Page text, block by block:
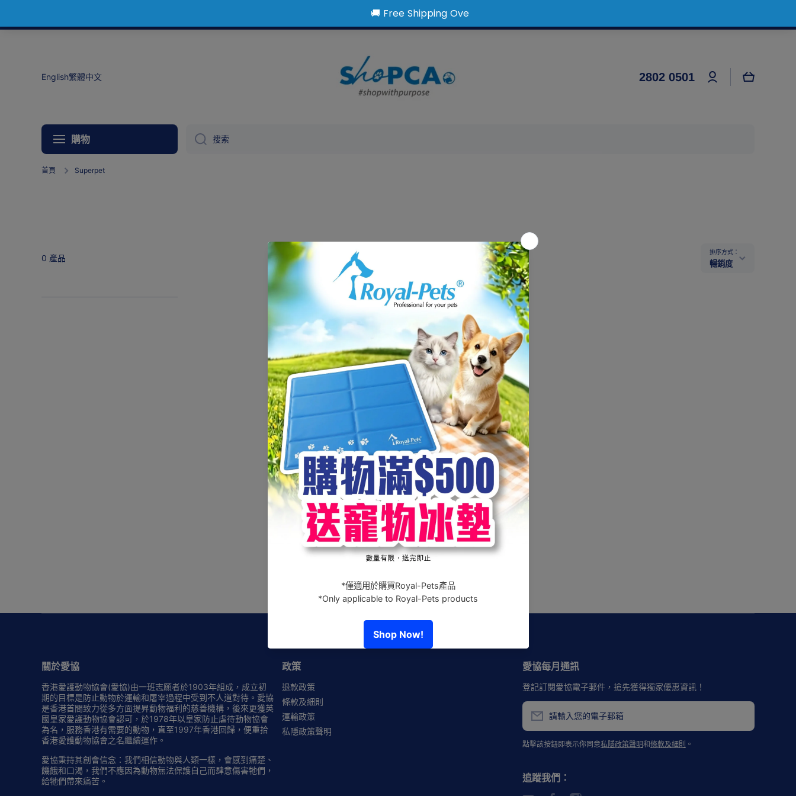
English繁體中文 2802 0501
登
錄
大
車
購物 搜索
首頁 Superpet
0 產品
排序方式：
暢銷度
未找到產品
使用更少的過濾器或 清除所有
關於愛協
香港愛護動物協會(愛協)由一班志願者於1903年組成，成立初
期的目標是防止動物於運輸和屠宰過程中受到不人道對待。愛協
是香港首間致力從多方面提昇動物福利的慈善機構，後來更獲英
國皇家愛護動物協會認可，於1978年以皇家防止虐待動物協會
為名，服務香港有需要的動物，直至1997年香港回歸，便重拾
香港愛護動物協會之名繼續運作。
愛協秉持其創會信念：我們相信動物與人類一樣，會感到痛楚、
饑餓和口渴，我們不應因為動物無法保護自己而肆意傷害牠們，
給牠們帶來痛苦。
政策
退款政策
條款及細則
運輸政策
私隱政策聲明
愛協每月通訊
登記訂閱愛協電子郵件，搶先獲得獨家優惠資訊！
請輸入您的電子郵箱
點擊該按鈕即表示你同意私隱政策聲明和條款及細則 。
追蹤我們：